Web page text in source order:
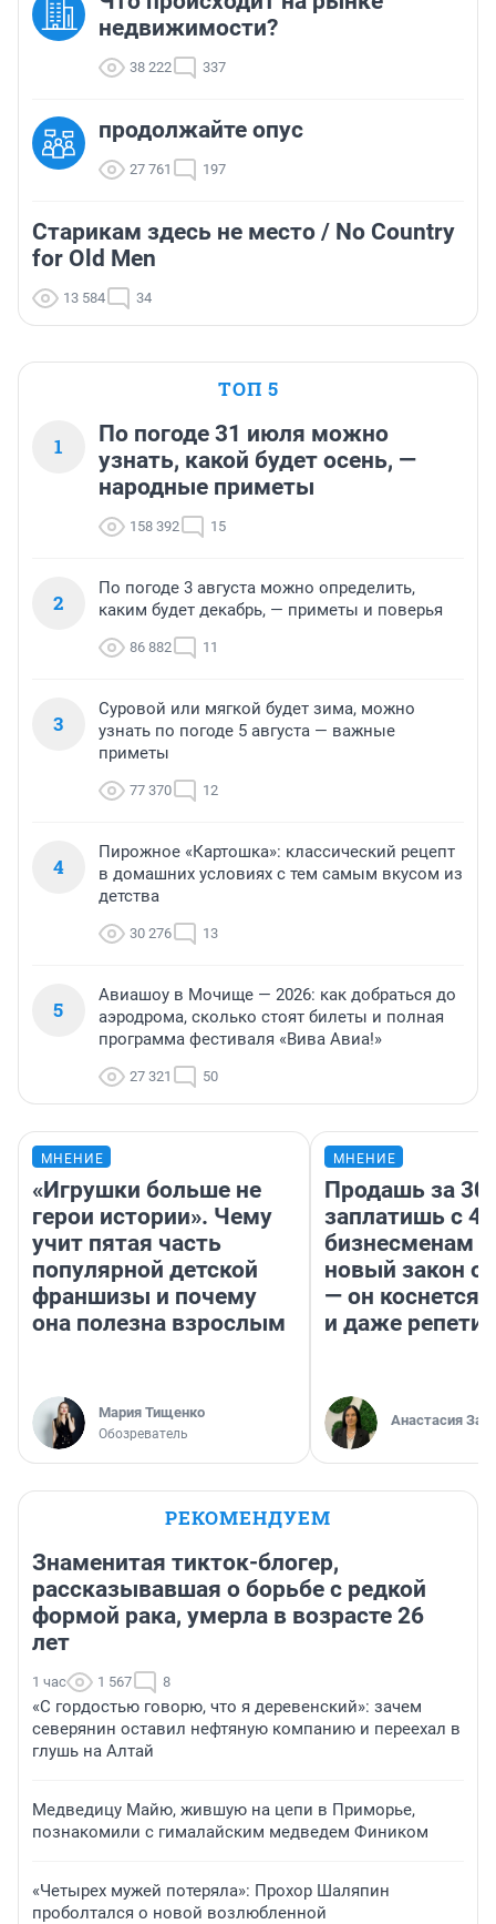
недвижимости?
38 222 337
продолжайте опус
27 761 197
Старикам здесь не место / No Country
for Old Men
13 584 34
ТОП 5
1
По погоде 31 июля можно
узнать, какой будет осень, —
народные приметы
158 392 15
2
По погоде 3 августа можно определить,
каким будет декабрь, — приметы и поверья
86 882 11
3
Суровой или мягкой будет зима, можно
узнать по погоде 5 августа — важные
приметы
77 370 12
4
Пирожное «Картошка»: классический рецепт
в домашних условиях с тем самым вкусом из
детства
30 276 13
5
Авиашоу в Мочище — 2026: как добраться до
аэродрома, сколько стоят билеты и полная
программа фестиваля «Вива Авиа!»
27 321 50
МНЕНИЕ
«Игрушки больше не
герои истории». Чему
учит пятая часть
популярной детской
франшизы и почему
она полезна взрослым
Мария Тищенко
Обозреватель
МНЕНИЕ
Продашь за
заплатишь с
бизнесменам
новый закон о
— он коснется
и даже
Анастасия
РЕКОМЕНДУЕМ
Знаменитая тикток-блогер,
рассказывавшая о борьбе с редкой
формой рака, умерла в возрасте 26
лет
1 час 1 567 8
«С гордостью говорю, что я деревенский»: зачем
северянин оставил нефтяную компанию и переехал в
глушь на Алтай
Медведицу Майю, жившую на цепи в Приморье,
познакомили с гималайским медведем Фиником
«Четырех мужей потеряла»: Прохор Шаляпин
проболтался о новой возлюбленной